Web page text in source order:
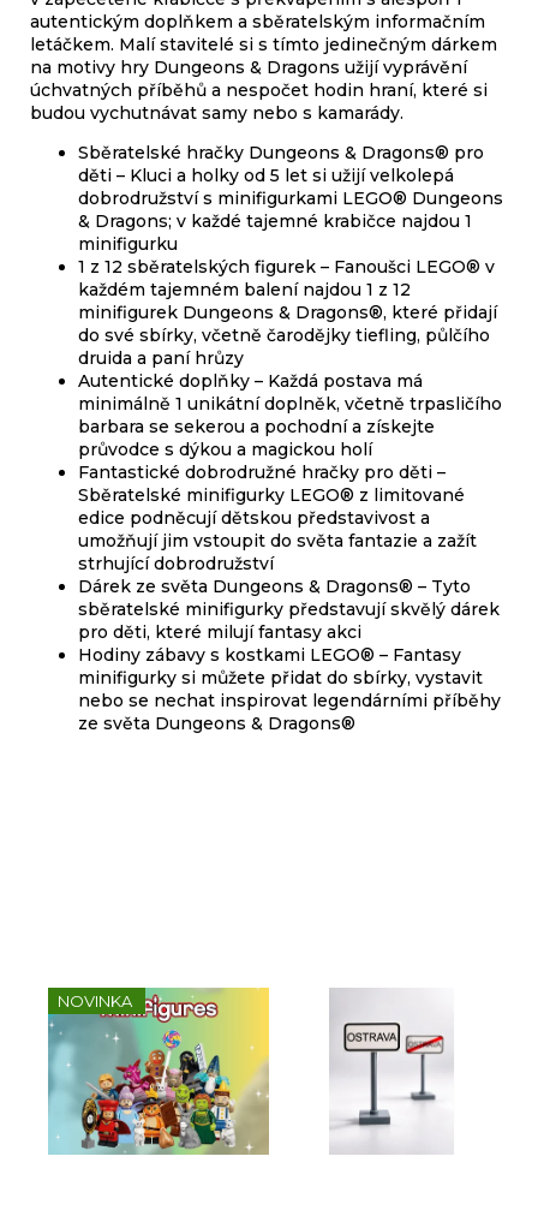
autentickým doplňkem a sběratelským informačním
letáčkem. Malí stavitelé si s tímto jedinečným dárkem
na motivy hry Dungeons & Dragons užijí vyprávění
úchvatných příběhů a nespočet hodin hraní, které si
budou vychutnávat samy nebo s kamarády.
Sběratelské hračky Dungeons & Dragons® pro
děti – Kluci a holky od 5 let si užijí velkolepá
dobrodružství s minifigurkami LEGO® Dungeons
& Dragons; v každé tajemné krabičce najdou 1
minifigurku
1 z 12 sběratelských figurek – Fanoušci LEGO® v
každém tajemném balení najdou 1 z 12
minifigurek Dungeons & Dragons®, které přidají
do své sbírky, včetně čarodějky tiefling, půlčího
druida a paní hrůzy
Autentické doplňky – Každá postava má
minimálně 1 unikátní doplněk, včetně trpasličího
barbara se sekerou a pochodní a získejte
průvodce s dýkou a magickou holí
Fantastické dobrodružné hračky pro děti –
Sběratelské minifigurky LEGO® z limitované
edice podněcují dětskou představivost a
umožňují jim vstoupit do světa fantazie a zažít
strhující dobrodružství
Dárek ze světa Dungeons & Dragons® – Tyto
sběratelské minifigurky představují skvělý dárek
pro děti, které milují fantasy akci
Hodiny zábavy s kostkami LEGO® – Fantasy
minifigurky si můžete přidat do sbírky, vystavit
nebo se nechat inspirovat legendárními příběhy
ze světa Dungeons & Dragons®
NOVINKA